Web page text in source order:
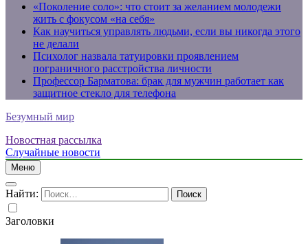
«Поколение соло»: что стоит за желанием молодежи
жить с фокусом «на себя»
Как научиться управлять людьми, если вы никогда этого
не делали
Психолог назвала татуировки проявлением
пограничного расстройства личности
Профессор Барматова: брак для мужчин работает как
защитное стекло для телефона
Безумный мир
Новостная рассылка
Случайные новости
Меню
Найти:
Заголовки